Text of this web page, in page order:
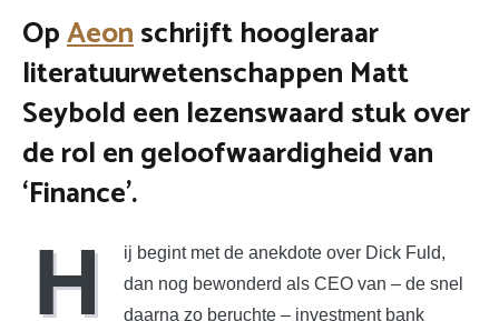
OpAeonschrijft hoogleraar
literatuurwetenschappen Matt
Seybold een lezenswaard stuk over
de rol en geloofwaardigheid van
‘Finance’.
H
ij begint met de anekdote over Dick Fuld,
dan nog bewonderd als CEO van – de snel
daarna zo beruchte – investment bank